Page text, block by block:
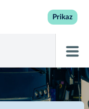
Prikaz